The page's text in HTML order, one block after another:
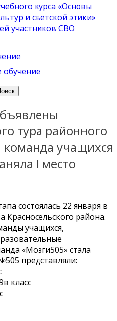
курса «Основы
и светской этики»
участников СВО
тура районного
учащихся
I место
состоялась 22 января в
Красносельского района.
учащихся,
«Мозги505» стала
представляли:
класс